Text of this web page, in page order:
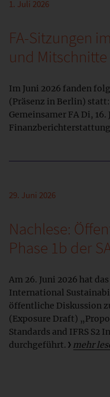
1. Juli 2026
FA-Sitzungen
und Mitschnitte
Im Juni 2026 fanden
(Präsenz in Berlin)
Gemeinsamer FA Di,
Finanzberichterstattung
29. Juni 2026
Nachlese:
Phase 1b der
Am 26. Juni 2026 hat
International
öffentliche Diskussion
(Exposure Draft)
Standards and IFRS S2
durchgeführt.
mehr